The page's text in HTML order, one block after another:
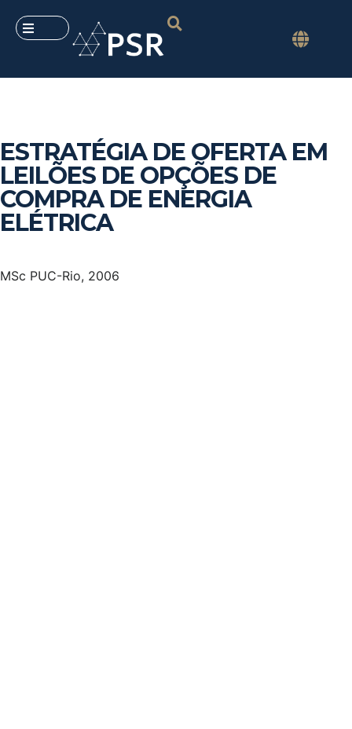
ESTRATÉGIA DE OFERTA EM
LEILÕES DE OPÇÕES DE
COMPRA DE ENERGIA
ELÉTRICA
MSc PUC-Rio, 2006